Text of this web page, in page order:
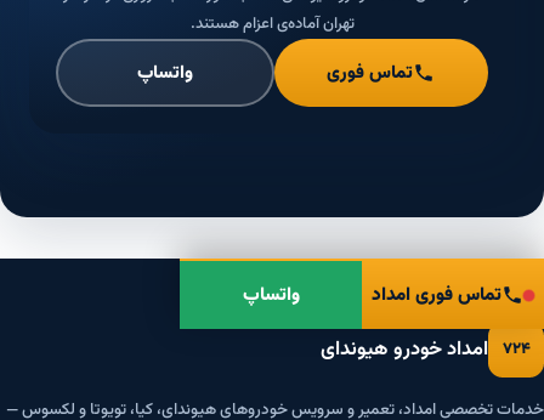
تهران آماده‌ی اعزام هستند.
تماس فوری واتساپ
تماس فوری امداد واتساپ
۷۲۴ امداد خودرو هیوندای
خدمات تخصصی امداد، تعمیر و سرویس خودروهای هیوندای، کیا، تویوتا و لکسوس —